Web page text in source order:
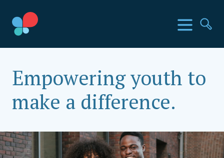
zum
Inhalt
Menü
SIA Länder
Empowering youth to
make a difference.